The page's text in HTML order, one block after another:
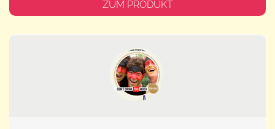
ZUM PRODUKT